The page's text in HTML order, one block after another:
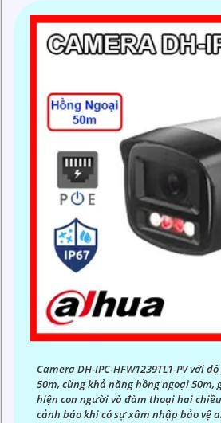
Camera DH-IPC-HFW1239TL1-PV với
50m, cùng khả năng hồng ngoại
hiện con người và đàm thoại hai
cảnh báo khi có sự xâm nhập bảo vệ